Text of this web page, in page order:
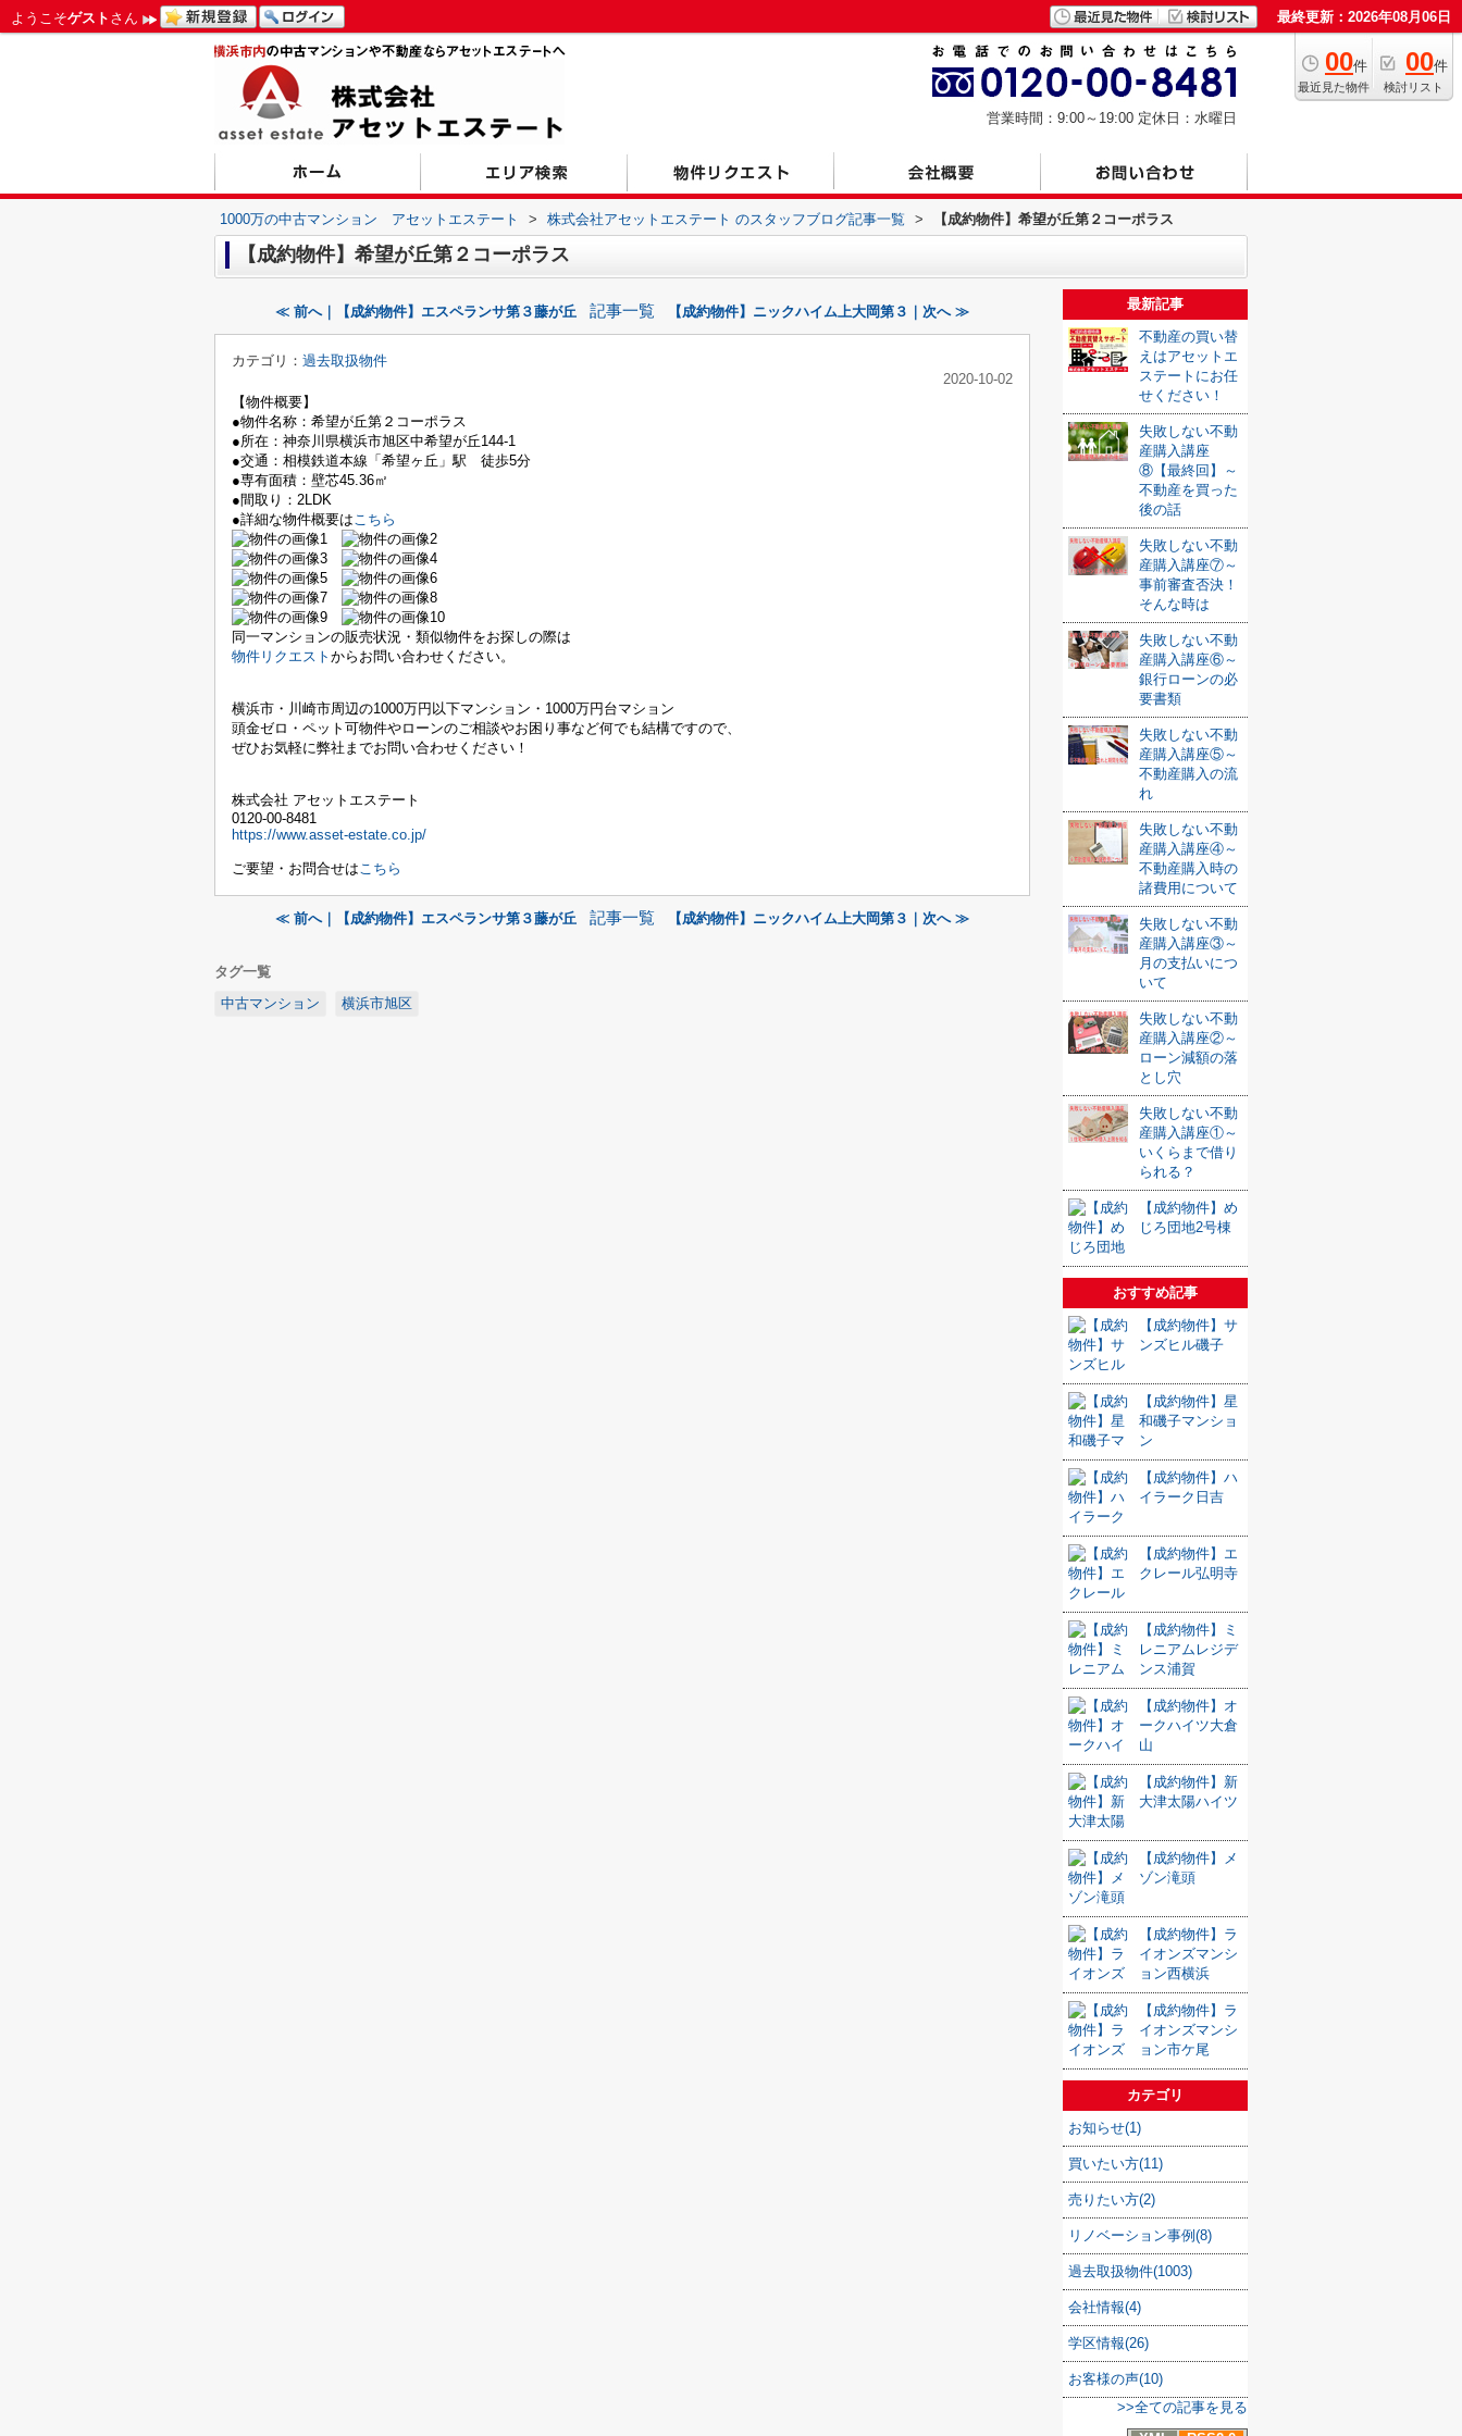
ようこそゲスト さん 最終更新：2026年08月06日
00件
最近見た物件
00件
検討リスト
営業時間：9:00～19:00 定休日：水曜日
1000万の中古マンション アセットエステート > 株式会社アセットエステート のスタッフブログ記事一覧 > 【成約物件】希望が丘第２コーポラス
【成約物件】希望が丘第２コーポラス
≪ 前へ｜【成約物件】エスペランサ第３藤が丘 記事一覧 【成約物件】ニックハイム上大岡第３｜次へ ≫
カテゴリ： 過去取扱物件
2020-10-02
【物件概要】
●物件名称：希望が丘第２コーポラス
●所在：神奈川県横浜市旭区中希望が丘144-1
●交通：相模鉄道本線「希望ヶ丘」駅 徒歩5分
●専有面積：壁芯45.36㎡
●間取り：2LDK
●詳細な物件概要はこちら
同一マンションの販売状況・類似物件をお探しの際は
物件リクエスト からお問い合わせください。
横浜市・川崎市周辺の1000万円以下マンション・ 1000万円台マション
頭金ゼロ・ペット可物件やローンのご相談やお困り事など何でも結構ですので、
ぜひお気軽に弊社までお問い合わせください！
株式会社 アセットエステート
0120-00-8481
https://www.asset-estate.co.jp/
ご要望・お問合せはこちら
≪ 前へ｜【成約物件】エスペランサ第３藤が丘 記事一覧 【成約物件】ニックハイム上大岡第３｜次へ ≫
タグ一覧
中古マンション
横浜市旭区
最新記事
不動産の買い替
えはアセットエ
ステートにお任
せください！
失敗しない不動
産購入講座
⑧【最終回】～
不動産を買った
後の話
失敗しない不動
産購入講座⑦～
事前審査否決！
そんな時は
失敗しない不動
産購入講座⑥～
銀行ローンの必
要書類
失敗しない不動
産購入講座⑤～
不動産購入の流
れ
失敗しない不動
産購入講座④～
不動産購入時の
諸費用について
失敗しない不動
産購入講座③～
月の支払いにつ
いて
失敗しない不動
産購入講座②～
ローン減額の落
とし穴
失敗しない不動
産購入講座①～
いくらまで借り
られる？
【成約物件】め
じろ団地2号棟
おすすめ記事
【成約物件】サ
ンズヒル磯子
【成約物件】星
和磯子マンショ
ン
【成約物件】ハ
イラーク日吉
【成約物件】エ
クレール弘明寺
【成約物件】ミ
レニアムレジデ
ンス浦賀
【成約物件】オ
ークハイツ大倉
山
【成約物件】新
大津太陽ハイツ
【成約物件】メ
ゾン滝頭
【成約物件】ラ
イオンズマンシ
ョン西横浜
【成約物件】ラ
イオンズマンシ
ョン市ケ尾
カテゴリ
お知らせ(1)
買いたい方(11)
売りたい方(2)
リノベーション事例(8)
過去取扱物件(1003)
会社情報(4)
学区情報(26)
お客様の声(10)
>>全ての記事を見る